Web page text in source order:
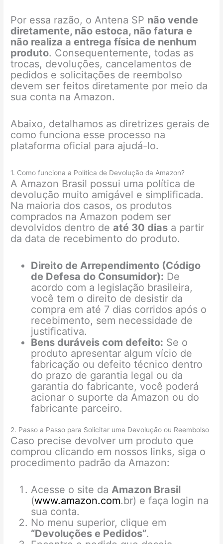
Por essa razão, o Antena SP não vende
diretamente, não estoca, não fatura e
não realiza a entrega física de nenhum
produto. Consequentemente, todas as
trocas, devoluções, cancelamentos de
pedidos e solicitações de reembolso
devem ser feitos diretamente por meio da
sua conta na Amazon.
Abaixo, detalhamos as diretrizes gerais de
como funciona esse processo na
plataforma oficial para ajudá-lo.
1. Como funciona a Política de Devolução da Amazon?
A Amazon Brasil possui uma política de
devolução muito amigável e simplificada.
Na maioria dos casos, os produtos
comprados na Amazon podem ser
devolvidos dentro deaté 30 dias a partir
da data de recebimento do produto.
Direito de Arrependimento (Código
de Defesa do Consumidor): De
acordo com a legislação brasileira,
você tem o direito de desistir da
compra em até 7 dias corridos após o
recebimento, sem necessidade de
justificativa.
Bens duráveis com defeito: Se o
produto apresentar algum vício de
fabricação ou defeito técnico dentro
do prazo de garantia legal ou da
garantia do fabricante, você poderá
acionar o suporte da Amazon ou do
fabricante parceiro.
2. Passo a Passo para Solicitar uma Devolução ou Reembolso
Caso precise devolver um produto que
comprou clicando em nossos links, siga o
procedimento padrão da Amazon:
Acesse o site da Amazon Brasil
(www.amazon.com.br) e faça login na
sua conta.
No menu superior, clique em
“Devoluções e Pedidos”.